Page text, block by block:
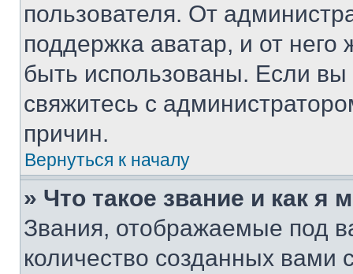
пользователя. От
поддержка аватар, и от него
быть использованы. Если
свяжитесь с
причин.
Вернуться к началу
» Что такое звание и как я
Звания, отображаемые под
количество созданных